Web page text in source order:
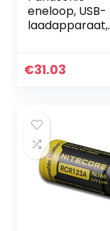
eneloop, USB-
laadapparaat,
met micro USB-
€31.03